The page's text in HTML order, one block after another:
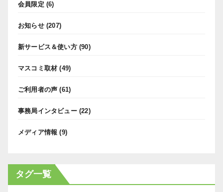
会員限定 (6)
お知らせ(207)
新サービス＆使い方(90)
マスコミ取材 (49)
ご利用者の声 (61)
事務局インタビュー(22)
メディア情報 (9)
タグ一覧